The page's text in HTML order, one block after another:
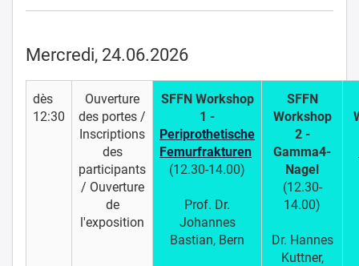
Mercredi, 24.06.2026
dès
12:30
Ouverture
des portes /
Inscriptions
des
participants
/ Ouverture
de
l'exposition
SFFN Workshop
1 -
Periprothetische
Femurfrakturen
(12.30-14.00)
Prof. Dr.
Johannes
Bastian, Bern
SFFN
Workshop
2 -
Gamma4-
Nagel
(12.30-
14.00)
Dr. Hannes
Kuttner,